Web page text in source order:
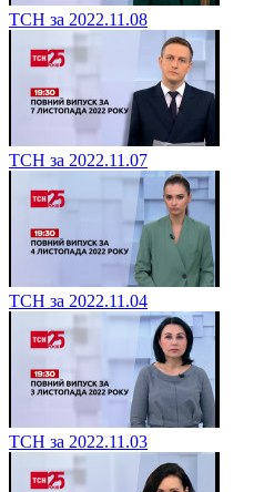
ТСН за 2022.11.08
ТСН за 2022.11.07
ТСН за 2022.11.04
ТСН за 2022.11.03